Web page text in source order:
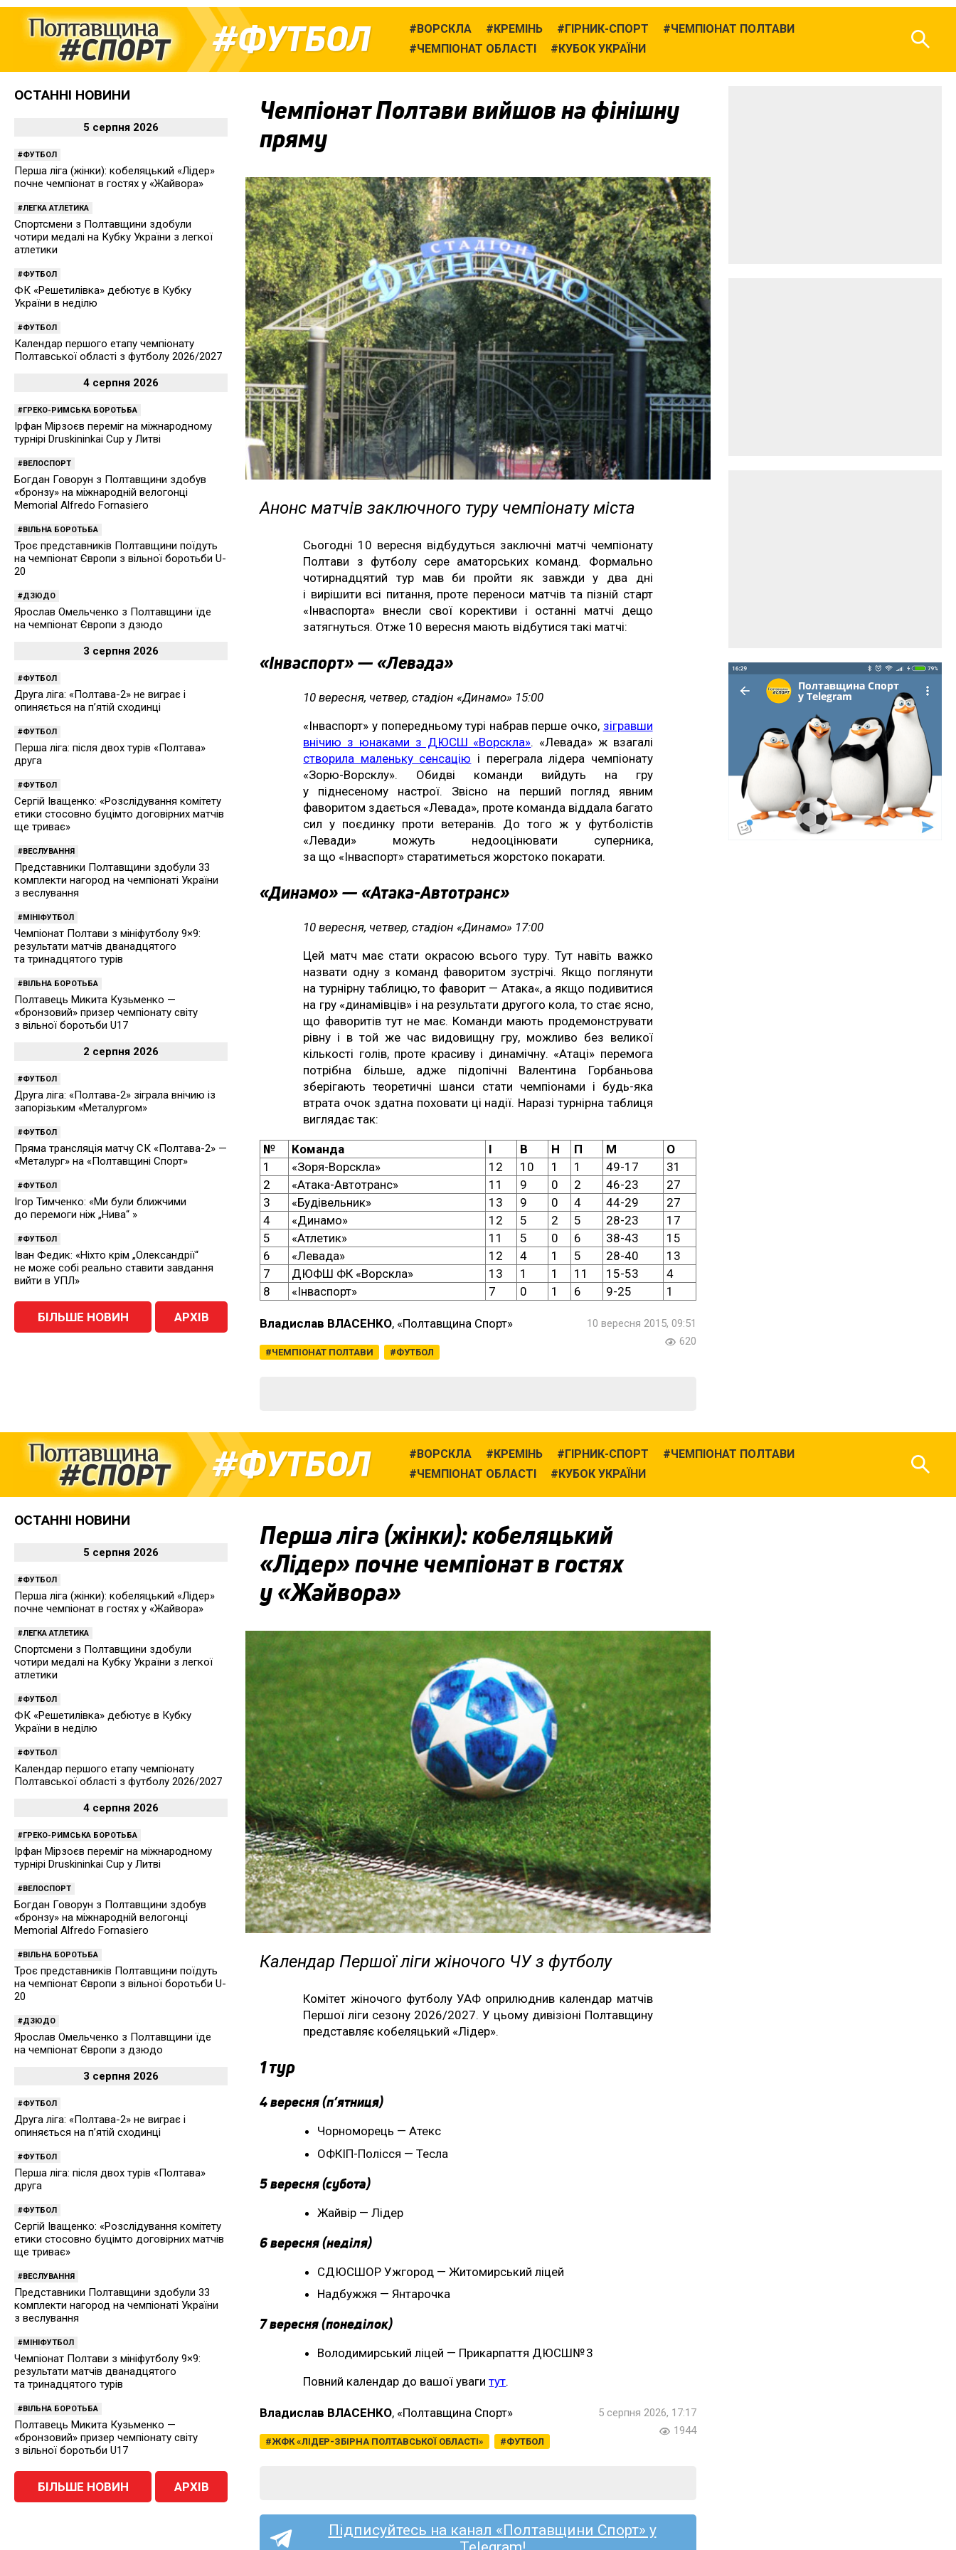
ФУТБОЛ ВОРСКЛА КРЕМІНЬ ГІРНИК-СПОРТ
ЧЕМПІОНАТ ПОЛТАВИ
ЧЕМПІОНАТ ОБЛАСТІ
КУБОК УКРАЇНИ
Чемпіонат Полтави вийшов на фінішну
пряму
Анонс матчів заключного туру чемпіонату міста
Сьогодні 10 вересня відбудуться заключні матчі чемпіонату
Полтави з футболу сере аматорських команд. Формально
чотирнадцятий тур мав би пройти як завжди у два дні
і вирішити всі питання, проте переноси матчів та пізній старт
«Інваспорта» внесли свої корективи і останні матчі дещо
затягнуться. Отже 10 вересня мають відбутися такі матчі:
«Інваспорт» — «Левада»
10 вересня, четвер, стадіон «Динамо» 15:00
«Інваспорт» у попередньому турі набрав перше очко, зігравши
внічию з юнаками з ДЮСШ «Ворскла». «Левада» ж взагалі
створила маленьку сенсацію і переграла лідера чемпіонату
«Зорю-Ворсклу». Обидві команди вийдуть на гру
у піднесеному настрої. Звісно на перший погляд явним
фаворитом здається «Левада», проте команда віддала багато
сил у поєдинку проти ветеранів. До того ж у футболістів
«Левади» можуть недооцінювати суперника,
за що «Інваспорт» старатиметься жорстоко покарати.
«Динамо» — «Атака-Автотранс»
10 вересня, четвер, стадіон «Динамо» 17:00
Цей матч має стати окрасою всього туру. Тут навіть важко
назвати одну з команд фаворитом зустрічі. Якщо поглянути
на турнірну таблицю, то фаворит — Атака«, а якщо подивитися
на гру «динамівців» і на результати другого кола, то стає ясно,
що фаворитів тут не має. Команди мають продемонструвати
рівну і в той же час видовищну гру, можливо без великої
кількості голів, проте красиву і динамічну. «Атаці» перемога
потрібна більше, адже підопічні Валентина Горбаньова
зберігають теоретичні шанси стати чемпіонами і будь-яка
втрата очок здатна поховати ці надії. Наразі турнірна таблиця
виглядає так:
№ Команда І В Н П М
О
1
«Зоря-Ворскла» 12 10 1 1 49-17
31
2
«Атака-Автотранс» 11 9 0 2 46-23
27
3
«Будівельник» 13 9 0 4 44-29
27
4
«Динамо» 12 5 2 5 28-23
17
5
«Атлетик» 11 5 0 6 38-43
15
6
«Левада» 12 4 1 5 28-40
13
7
ДЮФШ ФК «Ворскла» 13 1 1 11 15-53
4
8
«Інваспорт» 7 0 1 6 9-25 1
Владислав ВЛАСЕНКО, «Полтавщина Спорт»
ЧЕМПІОНАТ ПОЛТАВИ ФУТБОЛ
10 вересня 2015, 09:51
620
ОСТАННІ НОВИНИ
5 серпня 2026
ФУТБОЛ
Перша ліга (жінки): кобеляцький «Лідер»
почне чемпіонат в гостях у «Жайвора»
ЛЕГКА АТЛЕТИКА
Спортсмени з Полтавщини здобули
чотири медалі на Кубку України з легкої
атлетики
ФУТБОЛ
ФК «Решетилівка» дебютує в Кубку
України в неділю
ФУТБОЛ
Календар першого етапу чемпіонату
Полтавської області з футболу 2026/2027
4 серпня 2026
ГРЕКО-РИМСЬКА БОРОТЬБА
Ірфан Мірзоєв переміг на міжнародному
турнірі Druskininkai Cup у Литві
ВЕЛОСПОРТ
Богдан Говорун з Полтавщини здобув
«бронзу» на міжнародній велогонці
Memorial Alfredo Fornasiero
ВІЛЬНА БОРОТЬБА
Троє представників Полтавщини поїдуть
на чемпіонат Європи з вільної боротьби U-
20
ДЗЮДО
Ярослав Омельченко з Полтавщини їде
на чемпіонат Європи з дзюдо
3 серпня 2026
ФУТБОЛ
Друга ліга: «Полтава-2» не виграє і
опиняється на п’ятій сходинці
ФУТБОЛ
Перша ліга: після двох турів «Полтава»
друга
ФУТБОЛ
Сергій Іващенко: «Розслідування комітету
етики стосовно буцімто договірних матчів
ще триває»
ВЕСЛУВАННЯ
Представники Полтавщини здобули 33
комплекти нагород на чемпіонаті України
з веслування
МІНІФУТБОЛ
Чемпіонат Полтави з мініфутболу 9×9:
результати матчів дванадцятого
та тринадцятого турів
ВІЛЬНА БОРОТЬБА
Полтавець Микита Кузьменко —
«бронзовий» призер чемпіонату світу
з вільної боротьби U17
2 серпня 2026
ФУТБОЛ
Друга ліга: «Полтава-2» зіграла внічию із
запорізьким «Металургом»
ФУТБОЛ
Пряма трансляція матчу СК «Полтава-2» —
«Металург» на «Полтавщині Спорт»
ФУТБОЛ
Ігор Тимченко: «Ми були ближчими
до перемоги ніж „Нива“ »
ФУТБОЛ
Іван Федик: «Ніхто крім „Олександрії“
не може собі реально ставити завдання
вийти в УПЛ»
БІЛЬШЕ НОВИН АРХІВ
ФУТБОЛ ВОРСКЛА КРЕМІНЬ ГІРНИК-СПОРТ
ЧЕМПІОНАТ ПОЛТАВИ
ЧЕМПІОНАТ ОБЛАСТІ
КУБОК УКРАЇНИ
Перша ліга (жінки): кобеляцький
«Лідер» почне чемпіонат в гостях
у «Жайвора»
Календар Першої ліги жіночого ЧУ з футболу
Комітет жіночого футболу УАФ оприлюднив календар матчів
Першої ліги сезону 2026/2027. У цьому дивізіоні Полтавщину
представляє кобеляцький «Лідер».
1 тур
4 вересня (п’ятниця)
Чорноморець — Атекс
ОФКІП-Полісся — Тесла
5 вересня (субота)
Жайвір — Лідер
6 вересня (неділя)
СДЮСШОР Ужгород — Житомирський ліцей
Надбужжя — Янтарочка
7 вересня (понеділок)
Володимирський ліцей — Прикарпаття ДЮСШ№ 3
Повний календар до вашої увагитут.
Владислав ВЛАСЕНКО, «Полтавщина Спорт»
ЖФК «ЛІДЕР-ЗБІРНА ПОЛТАВСЬКОЇ ОБЛАСТІ» ФУТБОЛ
5 серпня 2026, 17:17
1944
Підписуйтесь на канал «Полтавщини Спорт» у
ОСТАННІ НОВИНИ
5 серпня 2026
ФУТБОЛ
Перша ліга (жінки): кобеляцький «Лідер»
почне чемпіонат в гостях у «Жайвора»
ЛЕГКА АТЛЕТИКА
Спортсмени з Полтавщини здобули
чотири медалі на Кубку України з легкої
атлетики
ФУТБОЛ
ФК «Решетилівка» дебютує в Кубку
України в неділю
ФУТБОЛ
Календар першого етапу чемпіонату
Полтавської області з футболу 2026/2027
4 серпня 2026
ГРЕКО-РИМСЬКА БОРОТЬБА
Ірфан Мірзоєв переміг на міжнародному
турнірі Druskininkai Cup у Литві
ВЕЛОСПОРТ
Богдан Говорун з Полтавщини здобув
«бронзу» на міжнародній велогонці
Memorial Alfredo Fornasiero
ВІЛЬНА БОРОТЬБА
Троє представників Полтавщини поїдуть
на чемпіонат Європи з вільної боротьби U-
20
ДЗЮДО
Ярослав Омельченко з Полтавщини їде
на чемпіонат Європи з дзюдо
3 серпня 2026
ФУТБОЛ
Друга ліга: «Полтава-2» не виграє і
опиняється на п’ятій сходинці
ФУТБОЛ
Перша ліга: після двох турів «Полтава»
друга
ФУТБОЛ
Сергій Іващенко: «Розслідування комітету
етики стосовно буцімто договірних матчів
ще триває»
ВЕСЛУВАННЯ
Представники Полтавщини здобули 33
комплекти нагород на чемпіонаті України
з веслування
МІНІФУТБОЛ
Чемпіонат Полтави з мініфутболу 9×9:
результати матчів дванадцятого
та тринадцятого турів
ВІЛЬНА БОРОТЬБА
Полтавець Микита Кузьменко —
«бронзовий» призер чемпіонату світу
з вільної боротьби U17
БІЛЬШЕ НОВИН АРХІВ